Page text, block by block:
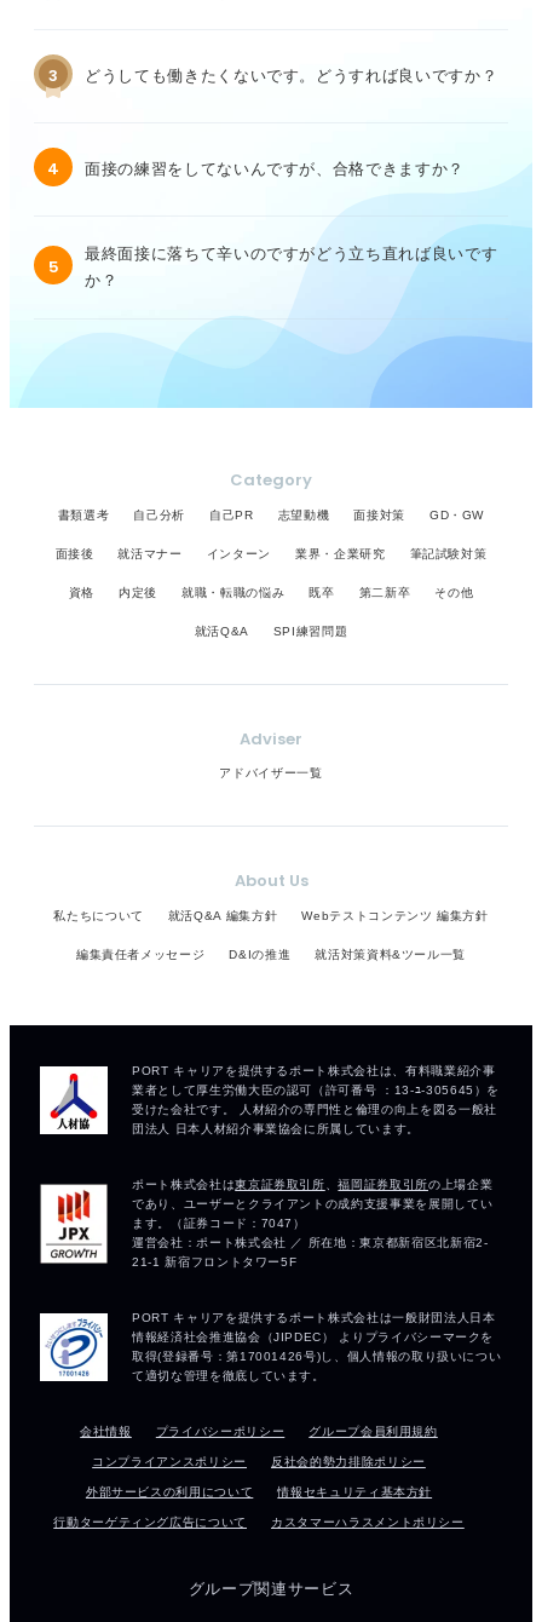
3 どうしても働きたくないです。どうすれば良いですか？
4 面接の練習をしてないんですが、合格できますか？
5
最終面接に落ちて辛いのですがどう立ち直れば良いです
か？
Category
書類選考 自己分析 自己PR 志望動機 面接対策 GD・GW
面接後 就活マナー インターン 業界・企業研究 筆記試験対策
資格 内定後 就職・転職の悩み 既卒 第二新卒 その他
就活Q&A SPI練習問題
Adviser
アドバイザー一覧
About Us
私たちについて 就活Q&A 編集方針 Webテストコンテンツ 編集方針
編集責任者メッセージ D&Iの推進 就活対策資料&ツール一覧
会社情報 プライバシーポリシー グループ会員利用規約
コンプライアンスポリシー 反社会的勢力排除ポリシー
外部サービスの利用について 情報セキュリティ基本方針
行動ターゲティング広告について カスタマーハラスメントポリシー